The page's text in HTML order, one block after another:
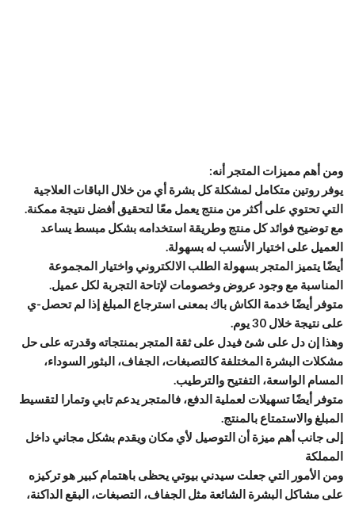
ومن أهم مميزات المتجر أنه:
يوفر روتين متكامل لمشكلة كل بشرة أي من خلال الباقات العلاجية
التي تحتوي على أكثر من منتج يعمل معًا لتحقيق أفضل نتيجة ممكنة.
مع توضيح فوائد كل منتج وطريقة استخدامه بشكل مبسط يساعد
العميل على اختيار الأنسب له بسهولة.
أيضًا يتميز المتجر بسهولة الطلب الالكتروني واختيار المجموعة
المناسبة مع وجود عروض وخصومات لإتاحة التجربة لكل عميل.
متوفر أيضًا خدمة الكاش باك بمعنى استرجاع المبلغ إذا لم تحصل-ي
على نتيجة خلال 30 يوم.
وهذا إن دل على شئ فيدل على ثقة المتجر بمنتجاته وقدرته على حل
مشكلات البشرة المختلفة كالتصبغات، الجفاف، البثور السوداء،
المسام الواسعة، التفتيح والترطيب.
متوفر أيضًا تسهيلات لعملية الدفع، فالمتجر يدعم تابي وتمارا لتقسيط
المبلغ والاستمتاع بالمنتج.
إلى جانب أهم ميزة أن التوصيل لأي مكان ويقدم بشكل مجاني داخل
المملكة
ومن الأمور التي جعلت سيدني بيوتي يحظى باهتمام كبير هو تركيزه
على مشاكل البشرة الشائعة مثل الجفاف، التصبغات، البقع الداكنة،